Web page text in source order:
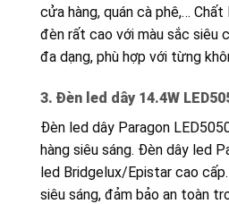
cửa hàng, quán cà phê,…
đèn rất cao với màu sắc siêu
đa dạng, phù hợp với từng
3. Đèn led dây 14.4W
Đèn led dây Paragon
hàng siêu sáng. Đèn dây led
led Bridgelux/Epistar cao
siêu sáng, đảm bảo an toàn